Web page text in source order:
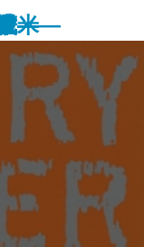
―
―
―
―
―
米―